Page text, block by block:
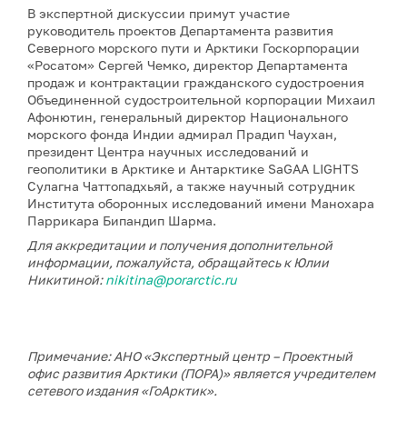
В экспертной дискуссии примут участие
руководитель проектов Департамента развития
Северного морского пути и Арктики Госкорпорации
«Росатом» Сергей Чемко, директор Департамента
продаж и контрактации гражданского судостроения
Объединенной судостроительной корпорации Михаил
Афонютин, генеральный директор Национального
морского фонда Индии адмирал Прадип Чаухан,
президент Центра научных исследований и
геополитики в Арктике и Антарктике SaGAA LIGHTS
Сулагна Чаттопадхьяй, а также научный сотрудник
Института оборонных исследований имени Манохара
Паррикара Бипандип Шарма.
Для аккредитации и получения дополнительной
информации, пожалуйста, обращайтесь к Юлии
Никитиной:nikitina@porarctic.ru
Примечание: АНО «Экспертный центр – Проектный
офис развития Арктики (ПОРА)» является учредителем
сетевого издания «ГоАрктик».